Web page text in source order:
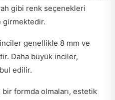
gibi renk seçenekleri
girmektedir.
genellikle 8 mm ve
Daha büyük inciler,
edilir.
bir formda olmaları, estetik